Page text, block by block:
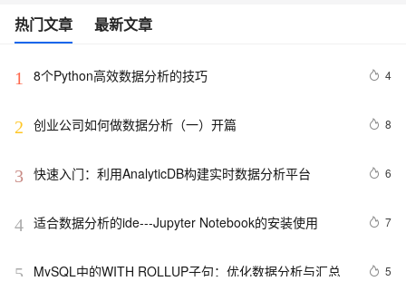
热门文章 最新文章
1 8个Python高效数据分析的技巧 4
2 创业公司如何做数据分析（一）开篇 8
3 快速入门：利用AnalyticDB构建实时数据分析平台 6
4 适合数据分析的ide---Jupyter Notebook的安装使用 7
5 MySQL中的WITH ROLLUP子句：优化数据分析与汇总 5